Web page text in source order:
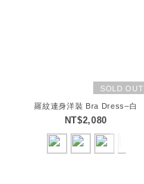
SOLD OUT
羅紋連身洋裝 Bra Dress–白
NT$2,080